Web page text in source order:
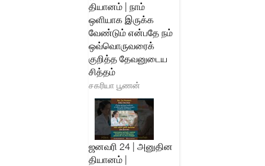
தியானம் | நாம்
ஒளியாக இருக்க
வேண்டும் என்பதே நம்
ஒவ்வொருவரைக்
குறித்த தேவனுடைய
சித்தம்
சகரியா பூணன்
ஜனவரி 24 | அனுதின
தியானம் |